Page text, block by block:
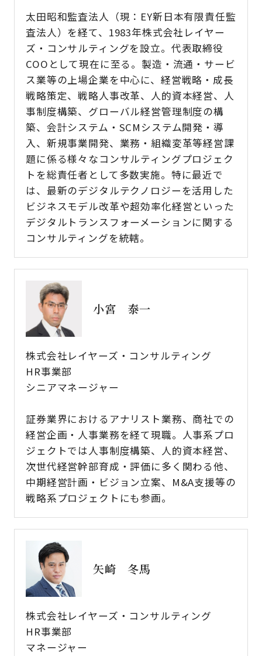
太田昭和監査法人（現：EY新日本有限責任監
査法人）を経て、1983年株式会社レイヤー
ズ・コンサルティングを設立。代表取締役
COOとして現在に至る。製造・流通・サービ
ス業等の上場企業を中心に、経営戦略・成長
戦略策定、戦略人事改革、人的資本経営、人
事制度構築、グローバル経営管理制度の構
築、会計システム・SCMシステム開発・導
入、新規事業開発、業務・組織変革等経営課
題に係る様々なコンサルティングプロジェク
トを総責任者として多数実施。特に最近で
は、最新のデジタルテクノロジーを活用した
ビジネスモデル改革や超効率化経営といった
デジタルトランスフォーメーションに関する
コンサルティングを統轄。
小宮 泰一
株式会社レイヤーズ・コンサルティング
HR事業部
シニアマネージャー
証券業界におけるアナリスト業務、商社での
経営企画・人事業務を経て現職。人事系プロ
ジェクトでは人事制度構築、人的資本経営、
次世代経営幹部育成・評価に多く関わる他、
中期経営計画・ビジョン立案、M&A支援等の
戦略系プロジェクトにも参画。
矢崎 冬馬
株式会社レイヤーズ・コンサルティング
HR事業部
マネージャー